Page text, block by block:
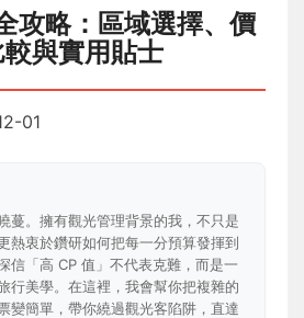
攻略：區域選擇、價
與實用貼士
01
蔓。擁有觀光管理背景的我，不只是
熱衷於鑽研如何把每一分預算發揮到
信「高 CP 值」不代表克難，而是一
行美學。在這裡，我會幫你把複雜的
變簡單，帶你繞過觀光客陷阱，直達